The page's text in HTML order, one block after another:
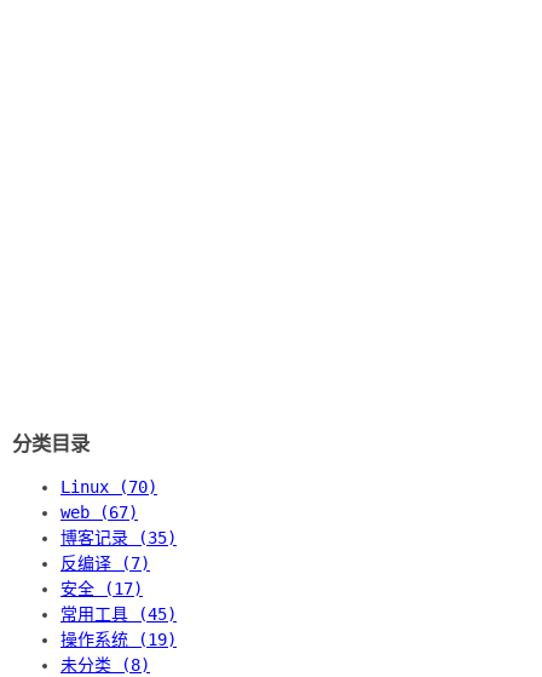
分类目录
Linux (70)
web (67)
博客记录 (35)
反编译 (7)
安全 (17)
常用工具 (45)
操作系统 (19)
未分类 (8)